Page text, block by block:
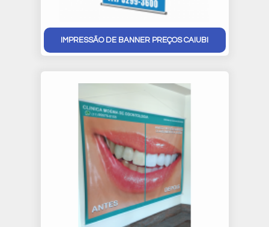
IMPRESSÃO DE BANNER PREÇOS CAIUBI